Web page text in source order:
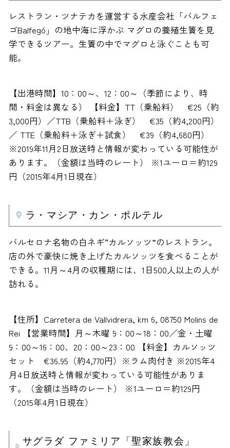
レストラン・ツナテカを運営する水産会社「バルフェ
ゴBalfegó」の地中海に浮かぶ マグロの養殖生簀を見
学できるツアー。生簀の中でマグロと泳ぐことも可
能。
【出港時間】10：00～、12：00～（季節により、時
間・料金は異なる） 【料金】TT（乗船料） €25（約
3,000円）／TTB（乗船料＋泳ぎ） €35（約4,200円）
／ TTE（乗船料＋泳ぎ＋試食） €39（約4,680円）
※2019年11月2日放送時と情報が変わっている可能性が
あります。（金額は当時のレート） ※1ユーロ＝約129
円（2015年4月1日現在）
ラ・マシア・カン・ポルテル
バルセロナ名物の白ネギ“カルソッツ”のレストラン。
店の外で豪快に焼き上げたカルソッツを食べることが
できる。11月～4月の収穫期には、1日500人以上の人が
訪れる。
【住所】Carretera de Vallvidrera, km 6, 08750 Molins de
Rei 【営業時間】月～木曜 9：00～18：00／金・土曜
9：00～16：00、20：00～23：00 【料金】カルソッツ
セット €36.95（約4,770円）※ラム肉付き ※2015年4
月4日放送時と情報が変わっている可能性がありま
す。（金額は当時のレート） ※1ユーロ＝約129円
（2015年4月1日現在）
サグラダ ファミリア「聖家族教会」